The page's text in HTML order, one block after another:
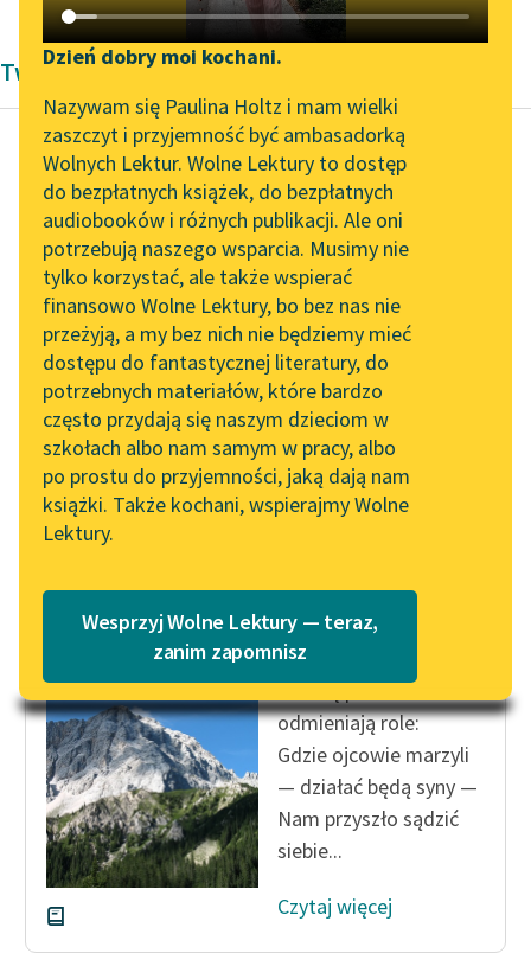
Katalog DAISY
Podkasty o książkach
Zgłoś brak utworu
Aktualności
Spotkanie z Katarzyną
Tunkiel w Oslo
Wolne Lektury na 32.
Pol’and’Rock Festivalu
„Kochanek Lady
Chatterley” do słuchania
na Wolnych Lekturach
Nowy audiobook –
„Marzenie o Oriencie”
Sophie Elkan
Kolekcja Nadwyraz.com x
Wolne Lektury – idealna na
Lektury szkolne i klasyka
literatury do słuchania dla
uczennic i uczniów z
niepełnosprawnościami
E-kolekcja lektur
szkolnych i literatury do
słuchania dla uczennic i
uczniów z
niepełnosprawnościami
Narzędzia
Mapa Wolnych Lektur
Leśmianator
Przewodnik dla piszących i
czytających
API
OAI-PMH
Widget Wolnych Lektur
Przypisy
Katalog w formacie PDF
Dzień dobry moi kochani.
Nazywam się Paulina Holtz i mam wielki
zaszczyt i przyjemność być ambasadorką
Wolnych Lektur. Wolne Lektury to dostęp
do bezpłatnych książek, do bezpłatnych
audiobooków i różnych publikacji. Ale oni
potrzebują naszego wsparcia. Musimy nie
tylko korzystać, ale także wspierać
finansowo Wolne Lektury, bo bez nas nie
przeżyją, a my bez nich nie będziemy mieć
dostępu do fantastycznej literatury, do
potrzebnych materiałów, które bardzo
często przydają się naszym dzieciom w
szkołach albo nam samym w pracy, albo
po prostu do przyjemności, jaką dają nam
książki. Także kochani, wspierajmy Wolne
Lektury.
Wesprzyj Wolne Lektury — teraz,
zanim zapomnisz
Twórczość Antoni Lange
Antoni Lange
III. Linga-Sharira
I oto przyszły dni
gwiaździstej ery,
Gdy człowiek w
pierwsze z słońcem
wszedł sojusze
I...
Czytaj więcej
Swemu pokoleniu
Tak się pokoleniami
odmieniają role:
Gdzie ojcowie marzyli
— działać będą syny —
Nam przyszło sądzić
siebie...
Czytaj więcej